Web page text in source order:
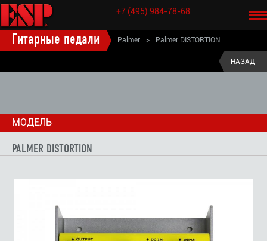
+7 (495) 984-78-68
Гитарные педали Palmer > Palmer DISTORTION
НАЗАД
МОДЕЛЬ
PALMER DISTORTION